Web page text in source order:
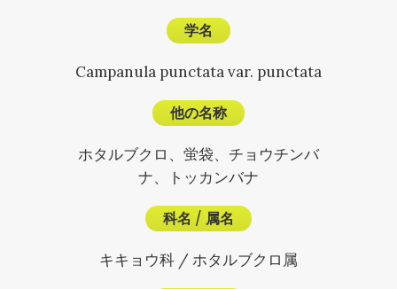
学名
Campanula punctata var. punctata
他の名称
ホタルブクロ、蛍袋、チョウチンバ
ナ、トッカンバナ
科名 / 属名
キキョウ科 / ホタルブクロ属